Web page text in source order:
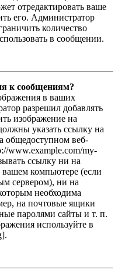
отредактировать ваше
его. Администратор
количество
в сообщении.
к сообщениям?
в ваших
разрешил добавлять
изображение на
указать ссылку на
общедоступном веб-
www.example.com/my-
ссылку ни на
компьютере (если
сервером), ни на
необходима
на почтовые ящики
паролями сайты и т. п.
используйте в